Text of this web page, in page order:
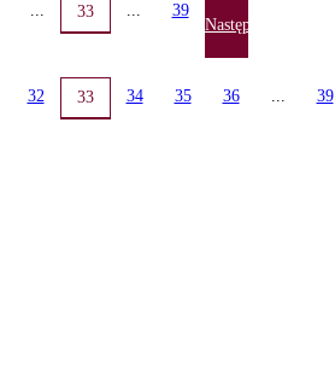
... 33 ... 39
Następna
32 33 34 35 36 ... 39